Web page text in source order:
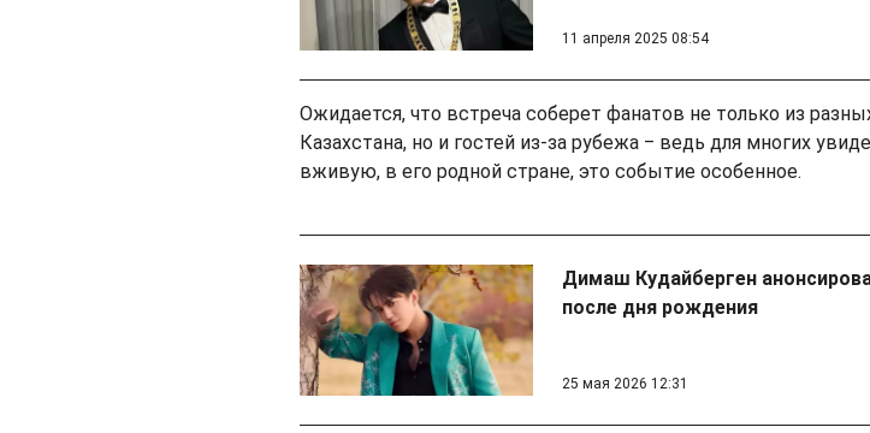
11 апреля 2025 08:54
Ожидается, что встреча соберет фанатов не только из
Казахстана, но и гостей из-за рубежа ‒ ведь для многих
вживую, в его родной стране, это событие особенное.
Димаш Кудайберген
после дня рождения
25 мая 2026 12:31